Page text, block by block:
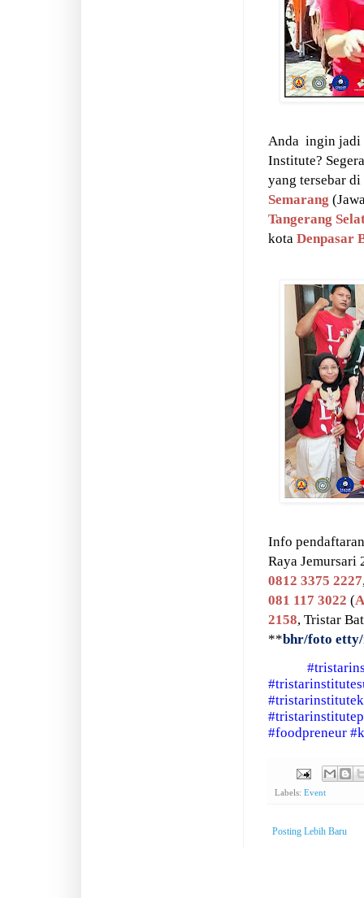
Anda ingin jadi
Institute?
yang tersebar di
Semarang
Tangerang
kota Denpasar
Info
Raya Jemursari
0812 3375 2227
081 117 3022 (
2158, Tristar
**bhr/foto
#
#foodpreneur
Labels: Event
Posting Lebih Baru